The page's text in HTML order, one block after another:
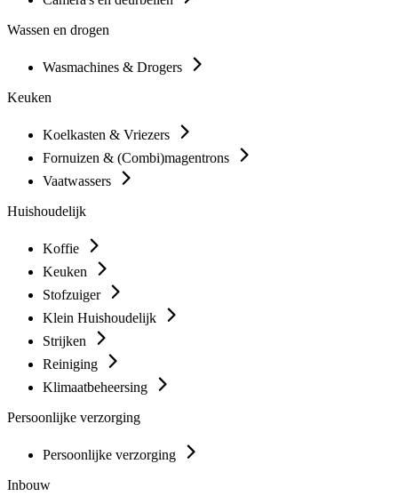
Wassen en drogen
Wasmachines & Drogers
Keuken
Koelkasten & Vriezers
Fornuizen & (Combi)magentrons
Vaatwassers
Huishoudelijk
Koffie
Keuken
Stofzuiger
Klein Huishoudelijk
Strijken
Reiniging
Klimaatbeheersing
Persoonlijke verzorging
Persoonlijke verzorging
Inbouw